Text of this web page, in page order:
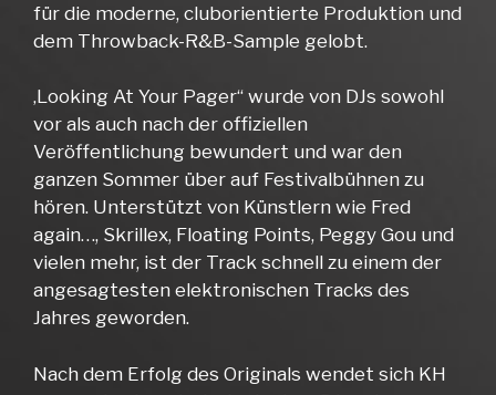
für die moderne, cluborientierte Produktion und
dem Throwback-R&B-Sample gelobt.
‚Looking At Your Pager“ wurde von DJs sowohl
vor als auch nach der offiziellen
Veröffentlichung bewundert und war den
ganzen Sommer über auf Festivalbühnen zu
hören. Unterstützt von Künstlern wie Fred
again…, Skrillex, Floating Points, Peggy Gou und
vielen mehr, ist der Track schnell zu einem der
angesagtesten elektronischen Tracks des
Jahres geworden.
Nach dem Erfolg des Originals wendet sich KH